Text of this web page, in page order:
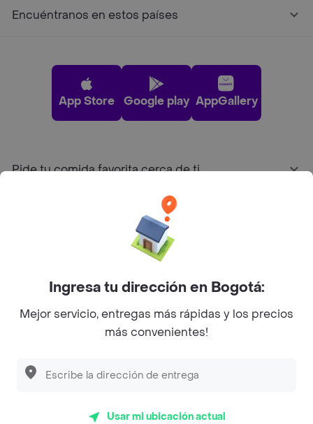
Encuéntranos en estos países
App Store Google play AppGallery
Pide tu comida favorita cerca de ti
Sobre Rappi
Facebook
Twitter
Instagram
©2026Rappi Inc. All rights reserved.
Ingresa tu dirección en Bogotá:
Mejor servicio, entregas más rápidas y los precios
más convenientes!
Usar mi ubicación actual